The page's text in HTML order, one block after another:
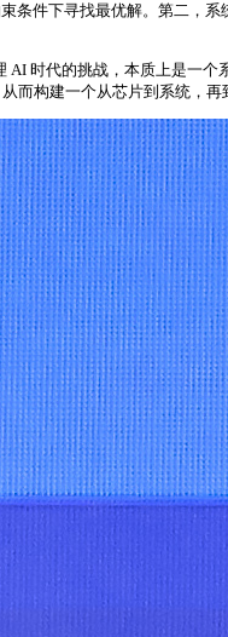
件下寻找最优解。第二，
时代的挑战，本质上是一
而构建一个从芯片到系统，